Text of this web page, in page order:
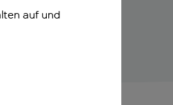
auf und